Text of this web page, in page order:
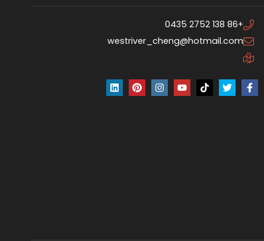
+86 138 2752 0435
westriver_cheng@hotmail.com